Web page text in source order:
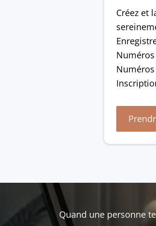
Créez et
Numéros
Quand une personne